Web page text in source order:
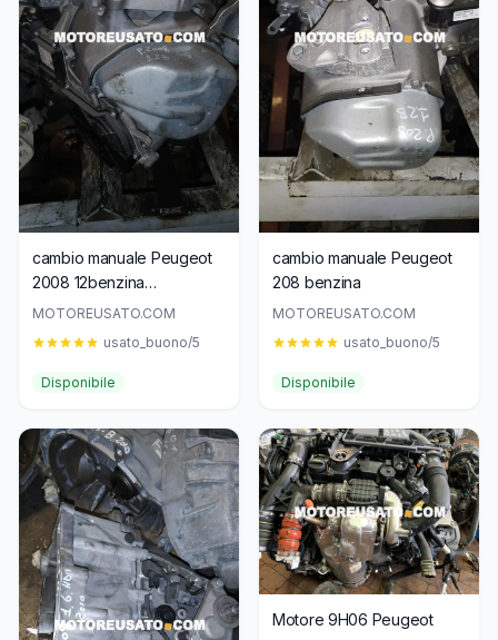
cambio manuale Peugeot
2008 12benzina
9674098280
MOTOREUSATO.COM
usato_buono/5
Disponibile
cambio manuale Peugeot
208 benzina
MOTOREUSATO.COM
usato_buono/5
Disponibile
Motore 9H06 Peugeot